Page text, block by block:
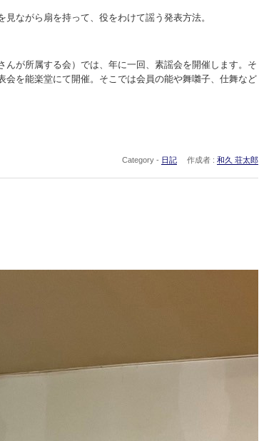
見ながら扇を持って、役をわけて謡う発表方法。
んが所属する会）では、年に一回、素謡会を開催します。そ
会を能楽堂にて開催。そこでは会員の能や舞囃子、仕舞など
Category - 日記 作成者 : 和久 荘太郎